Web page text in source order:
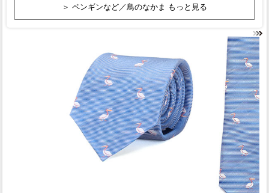
＞ ペンギンなど／鳥のなかま もっと見る